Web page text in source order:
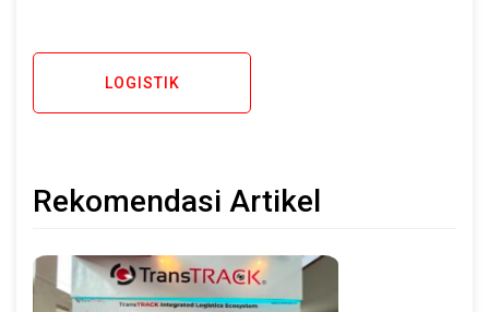
LOGISTIK
Rekomendasi Artikel